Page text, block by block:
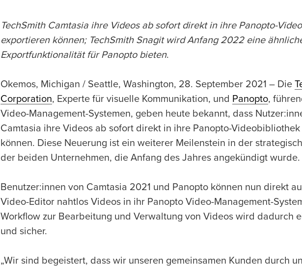
TechSmith Camtasia ihre Videos ab sofort direkt in ihre Panopto-
exportieren können; TechSmith Snagit wird Anfang 2022 eine
Exportfunktionalität für Panopto bieten.
Okemos, Michigan / Seattle, Washington, 28. September 2021 – Die
Corporation, Experte für visuelle Kommunikation, und Panopto,
Video-Management-Systemen, geben heute bekannt, dass
Camtasia ihre Videos ab sofort direkt in ihre Panopto-
können. Diese Neuerung ist ein weiterer Meilenstein in der
der beiden Unternehmen, die Anfang des Jahres angekündigt wurde.
Benutzer:innen von Camtasia 2021 und Panopto können nun direkt
Video-Editor nahtlos Videos in ihr Panopto Video-Management-
Workflow zur Bearbeitung und Verwaltung von Videos wird dadurch
und sicher.
„Wir sind begeistert, dass wir unseren gemeinsamen Kunden durch